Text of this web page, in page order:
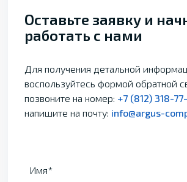
Оставьте заявку и
работать с нами
Для получения детальной
воспользуйтесь формой обратной
позвоните на номер: +7 (812) 318-
напишите на почту: info@argus-
Имя